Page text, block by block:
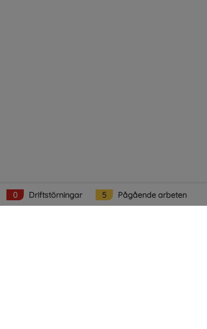
0 Driftstörningar 5 Pågående arbeten